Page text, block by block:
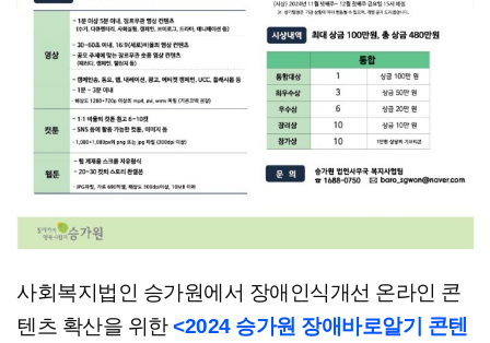
사회복지법인 승가원에서 장애인식개선 온라인 콘
텐츠 확산을 위한 <2024 승가원 장애바로알기 콘텐